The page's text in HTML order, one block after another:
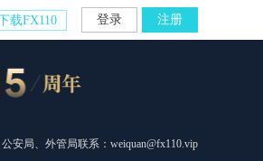
登录 注册
载FX110
安局、外管局联系：weiquan@fx110.vip